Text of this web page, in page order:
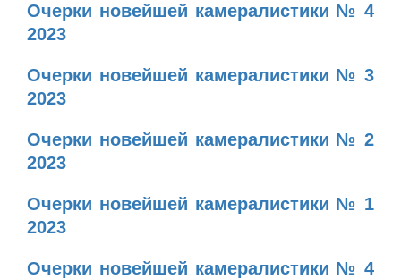
Очерки новейшей камералистики № 4
2023
Очерки новейшей камералистики № 3
2023
Очерки новейшей камералистики № 2
2023
Очерки новейшей камералистики № 1
2023
Очерки новейшей камералистики № 4